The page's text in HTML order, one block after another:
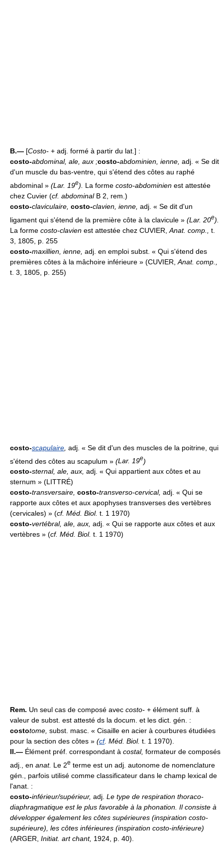
B.— [Costo- + adj. formé à partir du lat.] :
costo-abdominal, ale, aux ;costo-abdominien, ienne, adj. « Se dit
d'un muscle du bas-ventre, qui s'étend des côtes au raphé
abdominal » (Lar. 19e). La forme costo-abdominien est attestée
chez Cuvier (cf. abdominalB 2, rem.)
costo-claviculaire, costo-clavien, ienne adj. « Se dit d'un
ligament qui s'étend de la première côte à la clavicule » (Lar. 20e).
La forme costo-clavien est attestée chez CUVIER, Anat. comp.,
t.
3, 1805, p. 255
costo-maxillien, ienne adj. en emploi subst. « Qui s'étend des
premières côtes à la mâchoire inférieure » (CUVIER, Anat. comp.,
t. 3, 1805, p. 255)
costo-scapulaire adj. « Se dit d'un des muscles de la poitrine, qui
s'étend des côtes au scapulum » (Lar. 19e)
costo-sternal, ale, aux, adj. « Qui appartient aux côtes et au
sternum » (LITTRÉ)
costo-transversaire, costo-transverso-cervical, adj. « Qui se
rapporte aux côtes et aux apophyses transverses des vertèbres
(cervicales) » (cf. Méd. Biol. t. 1 1970)
costo-vertébral, ale, aux, adj. « Qui se rapporte aux côtes et aux
vertèbres » (cf. Méd. Biol. t. 1 1970)
Rem. Un seul cas de composé avec costo- + élément suff. à
valeur de subst. est attesté ds la docum. et les dict. gén. :
costotome, subst. masc. « Cisaille en acier à courbures étudiées
pour la section des côtes » (cf. Méd. Biol. t. 1 1970).
II.— Élément préf. correspondant à costal, formateur de composés
adj., en anat. Le 2e terme est un adj. autonome de nomenclature
gén., parfois utilisé comme classificateur dans le champ lexical de
l'anat. :
costo-inférieur/supérieur, adj. Le type de respiration thoraco-
diaphragmatique est le plus favorable à la phonation. Il consiste à
développer également les côtes supérieures (inspiration costo-
supérieure), les côtes inférieures (inspiration costo-inférieure)
(ARGER, Initiat. art chant, 1924, p. 40).